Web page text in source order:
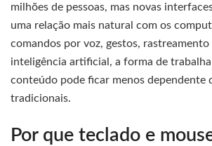
milhões de pessoas, mas novas
uma relação mais natural com os
comandos por voz, gestos, rastreamento
inteligência artificial, a forma de
conteúdo pode ficar menos dependente
tradicionais.
Por que teclado e